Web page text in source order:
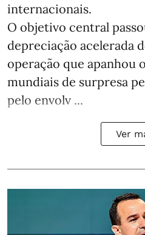
internacionais.
O objetivo central
depreciação acelerada
operação que apanhou
mundiais de surpresa
pelo envolv ...
Ver